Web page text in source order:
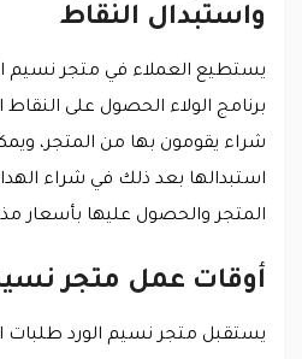
واستبدال النقاط
يستطيع العملاء في متجر نسيم
برنامج الولاء الحصول على
شراء يقومون بها من المتجر،
استبدالها بعد ذلك في شراء
المتجر والحصول عليها بأسعار
أوقات عمل متجر
يستقبل متجر نسيم الورد طلبات